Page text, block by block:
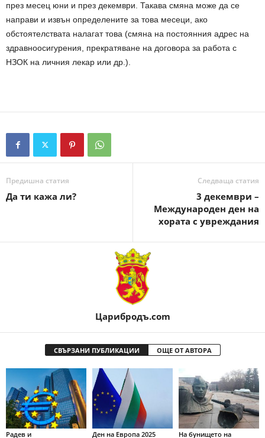
през месец юни и през декември. Такава смяна може да се
направи и извън определените за това месеци, ако
обстоятелствата налагат това (смяна на постоянния адрес на
здравноосигурения, прекратяване на договора за работа с
НЗОК на личния лекар или др.).
Предишна статия
Да ти кажа ли?
Следваща статия
3 декември –
Международен ден на
хората с увреждания
Царибродъ.com
СВЪРЗАНИ ПУБЛИКАЦИИ ОЩЕ ОТ АВТОРА
Радев и
Ден на Европа 2025
На бунището на